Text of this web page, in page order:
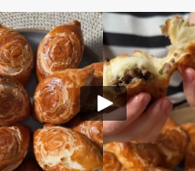
სვანური საიდუმლო რეცეპტი
ჰეშკილის ქოხებიდან!